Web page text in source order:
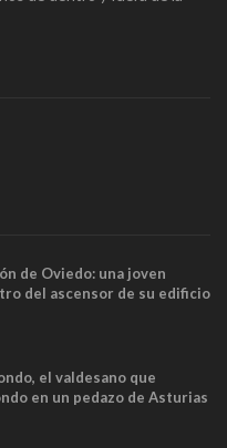
de Oviedo: una joven
del ascensor de su edificio
últimos minutos
el valdesano que
en un pedazo de Asturias